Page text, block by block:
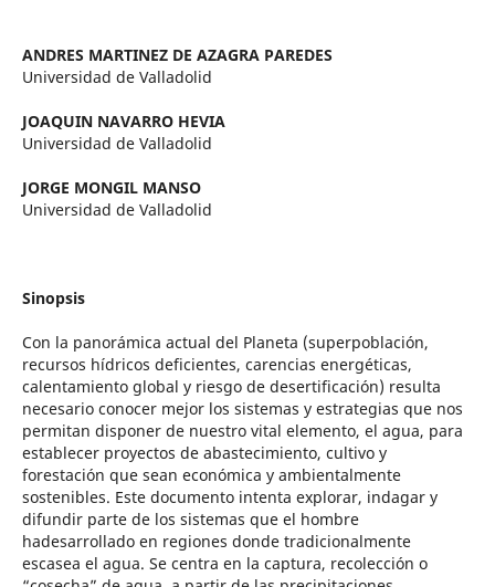
ANDRES MARTINEZ DE AZAGRA PAREDES
Universidad de Valladolid
JOAQUIN NAVARRO HEVIA
Universidad de Valladolid
JORGE MONGIL MANSO
Universidad de Valladolid
Sinopsis
Con la panorámica actual del Planeta (superpoblación,
recursos hídricos deficientes, carencias energéticas,
calentamiento global y riesgo de desertificación) resulta
necesario conocer mejor los sistemas y estrategias que nos
permitan disponer de nuestro vital elemento, el agua, para
establecer proyectos de abastecimiento, cultivo y
forestación que sean económica y ambientalmente
sostenibles. Este documento intenta explorar, indagar y
difundir parte de los sistemas que el hombre
hadesarrollado en regiones donde tradicionalmente
escasea el agua. Se centra en la captura, recolección o